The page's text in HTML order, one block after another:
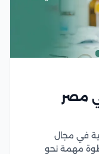
مصر
في مجال
مهمة نحو